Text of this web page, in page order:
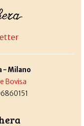
- Milano
Bovisa